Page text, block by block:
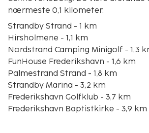
nærmeste 0,1 kilometer.
Strandby Strand - 1 km
Hirsholmene - 1,1 km
Nordstrand Camping Minigolf - 1,3
FunHouse Frederikshavn - 1,6 km
Palmestrand Strand - 1,8 km
Strandby Marina - 3,2 km
Frederikshavn Golfklub - 3,7 km
Frederikshavn Baptistkirke - 3,9 km